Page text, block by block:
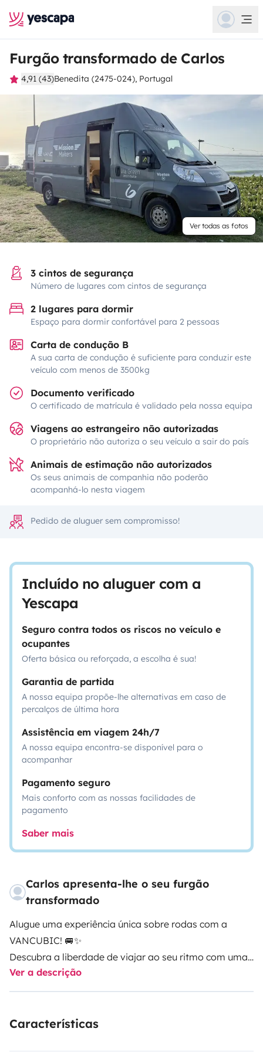
Furgão transformado de Carlos
4,91 (43)Benedita (2475-024), Portugal
Ver todas as fotos
3 cintos de segurança
Número de lugares com cintos de segurança
2 lugares para dormir
Espaço para dormir confortável para 2 pessoas
Carta de condução B
A sua carta de condução é suficiente para conduzir este
veículo com menos de 3500kg
Documento verificado
O certificado de matrícula é validado pela nossa equipa
Viagens ao estrangeiro não autorizadas
O proprietário não autoriza o seu veículo a sair do país
Animais de estimação não autorizados
Os seus animais de companhia não poderão
acompanhá-lo nesta viagem
Pedido de aluguer sem compromisso!
Incluído no aluguer com a
Yescapa
Seguro contra todos os riscos no veículo e
ocupantes
Oferta básica ou reforçada, a escolha é sua!
Garantia de partida
A nossa equipa propõe-lhe alternativas em caso de
percalços de última hora
Assistência em viagem 24h/7
A nossa equipa encontra-se disponível para o
acompanhar
Pagamento seguro
Mais conforto com as nossas facilidades de
pagamento
Saber mais
Carlos apresenta-lhe o seu furgão
transformado
Alugue uma experiência única sobre rodas com a
VANCUBIC! 🚐✨
Descubra a liberdade de viajar ao seu ritmo com uma
carrinha camper VANCUBIC, equipada para
transformar qualquer viagem numa aventura
semana, férias em família, viagens a dois ou
Ver a descrição
Características